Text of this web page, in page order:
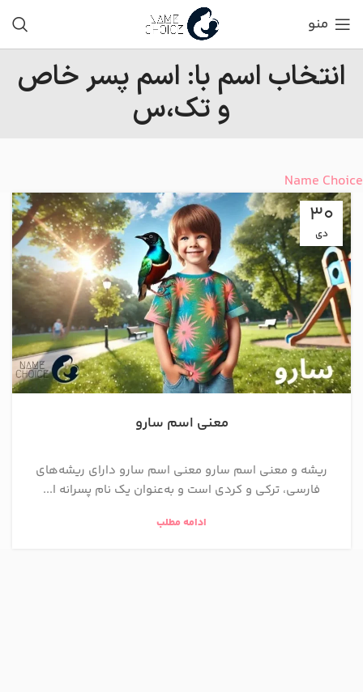
منو
انتخاب اسم با: اسم پسر خاص
و تک،س
Name Choice
30
دی
معنی اسم سارو
ریشه و معنی اسم سارو معنی اسم سارو دارای ریشه‌های
فارسی، ترکی و کردی است و به‌عنوان یک نام پسرانه ا...
ادامه مطلب